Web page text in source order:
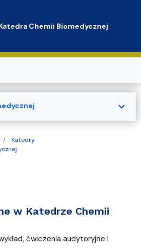
Chemii Biomedycznej
Katedry
w Katedrze Chemii
ćwiczenia audytoryjne i
expand_more